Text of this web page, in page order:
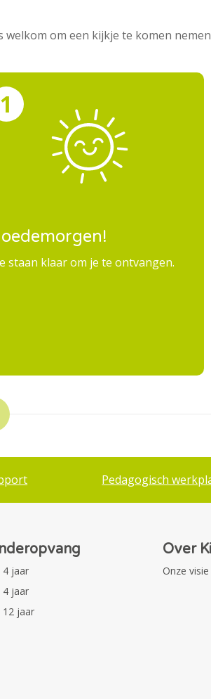
welkom om een kijkje te komen
staan klaar om je te ontvangen.
Pedagogisch
4 jaar
4 jaar
12 jaar
Over
Onze